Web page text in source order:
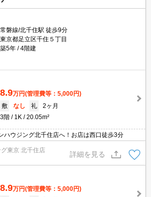
常磐線/北千住駅 徒歩9分
東京都足立区千住５丁目
築5年
4階建
8.9万円(管理費等：5,000円)
敷
なし 礼
2ヶ月
3階
1K 20.05m²
ハウジング北千住店へ！お店は西口徒歩3分
東京 北千住店
詳細を見る
8.9万円(管理費等：5,000円)